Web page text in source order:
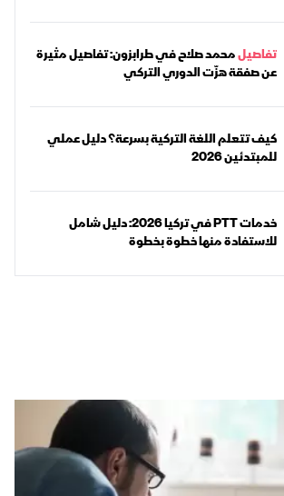
تفاصيلمحمد صلاح في طرابزون: تفاصيل مثيرة
عن صفقة هزّت الدوري التركي
كيف تتعلم اللغة التركية بسرعة؟ دليل عملي
للمبتدئين 2026
خدمات PTT في تركيا 2026: دليل شامل
للاستفادة منها خطوة بخطوة